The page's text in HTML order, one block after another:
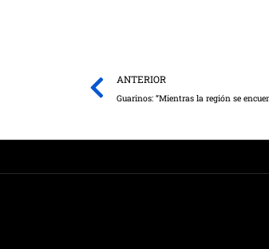
Prev
ANTERIOR